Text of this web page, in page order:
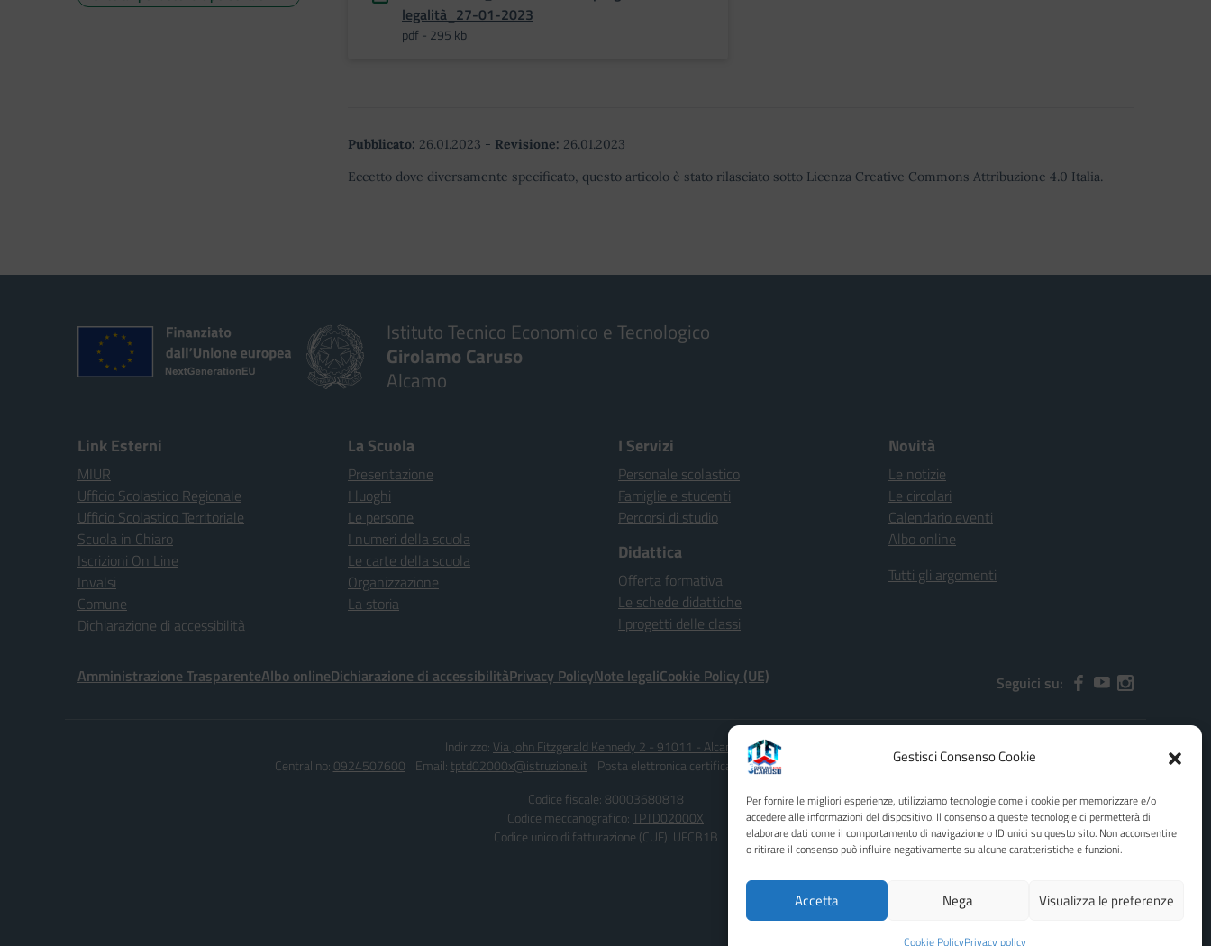
Gestisci Consenso Cookie
Per fornire le migliori esperienze, utilizziamo tecnologie come i cookie per memorizzare e/o
accedere alle informazioni del dispositivo. Il consenso a queste tecnologie ci permetterà di
elaborare dati come il comportamento di navigazione o ID unici su questo sito. Non acconsentire
o ritirare il consenso può influire negativamente su alcune caratteristiche e funzioni.
Accetta Nega Visualizza le preferenze
Cookie PolicyPrivacy policy
legalità_27-01-2023
pdf - 295 kb
Pubblicato: 26.01.2023 - Revisione: 26.01.2023
Eccetto dove diversamente specificato, questo articolo è stato rilasciato sotto Licenza Creative Commons Attribuzione 4.0 Italia.
Istituto Tecnico Economico e Tecnologico
Girolamo Caruso
Alcamo
Link Esterni
MIUR
Ufficio Scolastico Regionale
Ufficio Scolastico Territoriale
Scuola in Chiaro
Iscrizioni On Line
Invalsi
Comune
Dichiarazione di accessibilità
La Scuola
Presentazione
I luoghi
Le persone
I numeri della scuola
Le carte della scuola
Organizzazione
La storia
I Servizi
Personale scolastico
Famiglie e studenti
Percorsi di studio
Didattica
Offerta formativa
Le schede didattiche
I progetti delle classi
Novità
Le notizie
Le circolari
Calendario eventi
Albo online
Tutti gli argomenti
Amministrazione TrasparenteAlbo onlineDichiarazione di accessibilitàPrivacy PolicyNote legaliCookie Policy (UE) Seguici su:
Indirizzo: Via John Fitzgerald Kennedy 2 - 91011 - Alcamo (TP)
Centralino: 0924507600 Email: tptd02000x@istruzione.it Posta elettronica certificata (PEC):tptd02000x@pec.istruzione.it
Codice fiscale: 80003680818
Codice meccanografico:TPTD02000X
Codice unico di fatturazione (CUF): UFCB1B
Idea e progetto di Designers Italia